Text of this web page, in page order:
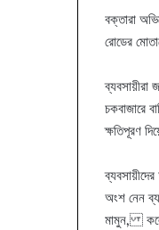
বক্তারা
রোডের
চকবাজারে
ক্ষতিপূরণ
অংশ নেন
মামুন,